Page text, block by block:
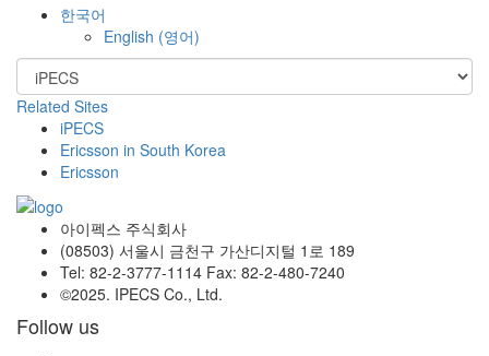
한국어
English (영어)
Related Sites
iPECS
Ericsson in South Korea
Ericsson
아이펙스 주식회사
(08503) 서울시 금천구 가산디지털 1로 189
Tel: 82-2-3777-1114 Fax: 82-2-480-7240
©2025. IPECS Co., Ltd.
Follow us